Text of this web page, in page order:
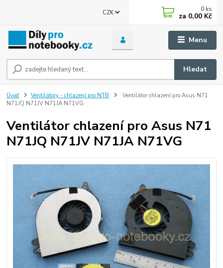
Menu
CZK
Hledat
0 ks
za 0,00 Kč
Úvod Ventilátory - chlazení pro NTB
Ventilátor chlazení pro Asus N71
N71JQ N71JV N71JA N71VG
Ventilátor chlazení pro Asus N71
N71JQ N71JV N71JA N71VG